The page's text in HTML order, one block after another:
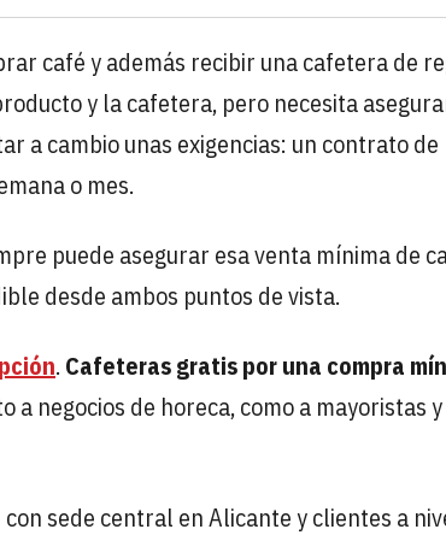
café y además recibir una cafetera de
y la cafetera, pero necesita
a cambio unas exigencias: un contrato de
o mes.
puede asegurar esa venta mínima de
desde ambos puntos de vista.
. Cafeteras gratis por una compra
a negocios de horeca, como a mayoristas y
sede central en Alicante y clientes a